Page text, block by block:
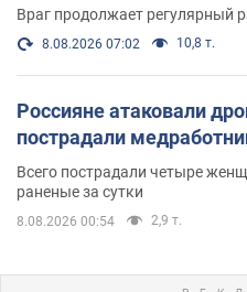
Враг продолжает регулярный
8.08.2026 07:02 10,8 т.
Россияне атаковали
пострадали
Всего пострадали четыре
раненые за сутки
8.08.2026 00:54 2,9 т.